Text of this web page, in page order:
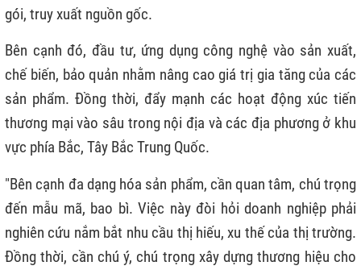
gói, truy xuất nguồn gốc.
Bên cạnh đó, đầu tư, ứng dụng công nghệ vào sản xuất,
chế biến, bảo quản nhằm nâng cao giá trị gia tăng của các
sản phẩm. Đồng thời, đẩy mạnh các hoạt động xúc tiến
thương mại vào sâu trong nội địa và các địa phương ở khu
vực phía Bắc, Tây Bắc Trung Quốc.
"Bên cạnh đa dạng hóa sản phẩm, cần quan tâm, chú trọng
đến mẫu mã, bao bì. Việc này đòi hỏi doanh nghiệp phải
nghiên cứu nắm bắt nhu cầu thị hiếu, xu thế của thị trường.
Đồng thời, cần chú ý, chú trọng xây dựng thương hiệu cho